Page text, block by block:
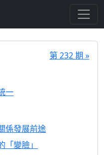
第 232 期 »
一
係發展前途
「變臉」